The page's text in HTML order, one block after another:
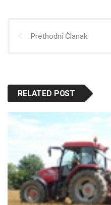
Prethodni Članak
RELATED POST